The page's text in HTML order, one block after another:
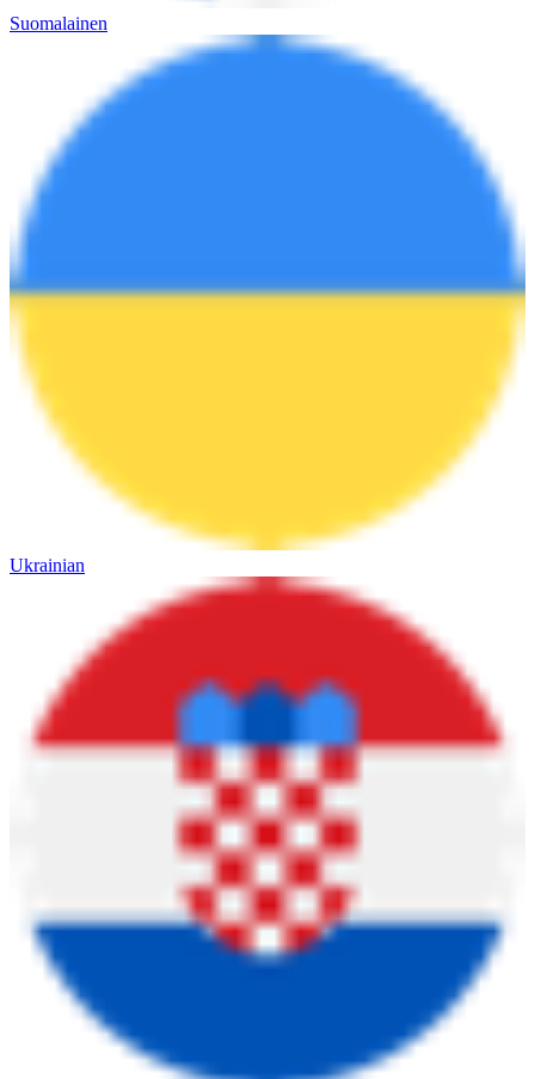
Suomalainen
Ukrainian